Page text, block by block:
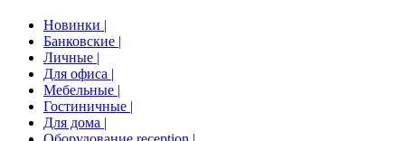
Новинки |
Банковские |
Личные |
Для офиса |
Мебельные |
Гостиничные |
Для дома |